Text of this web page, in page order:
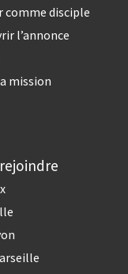
comme disciple
l’annonce
mission